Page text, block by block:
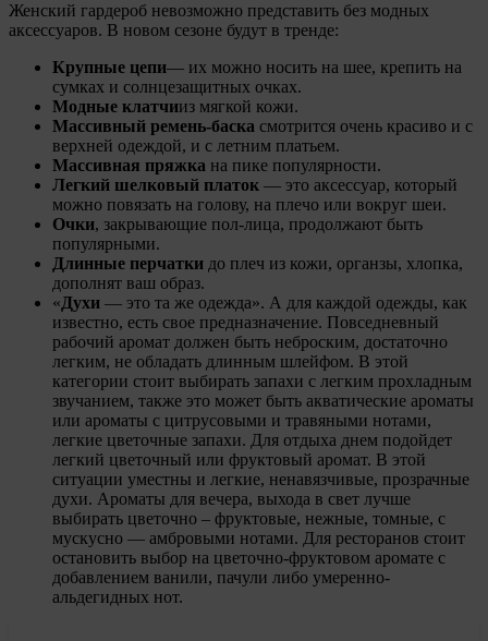
Женский гардероб невозможно представить без модных
аксессуаров. В новом сезоне будут в тренде:
Крупные цепи— их можно носить на шее, крепить на
сумках и солнцезащитных очках.
Модные клатчииз мягкой кожи.
Массивный ремень-баска смотрится очень красиво и с
верхней одеждой, и с летним платьем.
Массивная пряжка на пике популярности.
Легкий шелковый платок — это аксессуар, который
можно повязать на голову, на плечо или вокруг шеи.
Очки, закрывающие пол-лица, продолжают быть
популярными.
Длинные перчатки до плеч из кожи, органзы, хлопка,
дополнят ваш образ.
«Духи — это та же одежда». А для каждой одежды, как
известно, есть свое предназначение. Повседневный
рабочий аромат должен быть неброским, достаточно
легким, не обладать длинным шлейфом. В этой
категории стоит выбирать запахи с легким прохладным
звучанием, также это может быть акватические ароматы
или ароматы с цитрусовыми и травяными нотами,
легкие цветочные запахи. Для отдыха днем подойдет
легкий цветочный или фруктовый аромат. В этой
ситуации уместны и легкие, ненавязчивые, прозрачные
духи. Ароматы для вечера, выхода в свет лучше
выбирать цветочно – фруктовые, нежные, томные, с
мускусно — амбровыми нотами. Для ресторанов стоит
остановить выбор на цветочно-фруктовом аромате с
добавлением ванили, пачули либо умеренно-
альдегидных нот.